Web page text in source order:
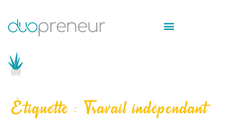
Étiquette : Travail indépendant